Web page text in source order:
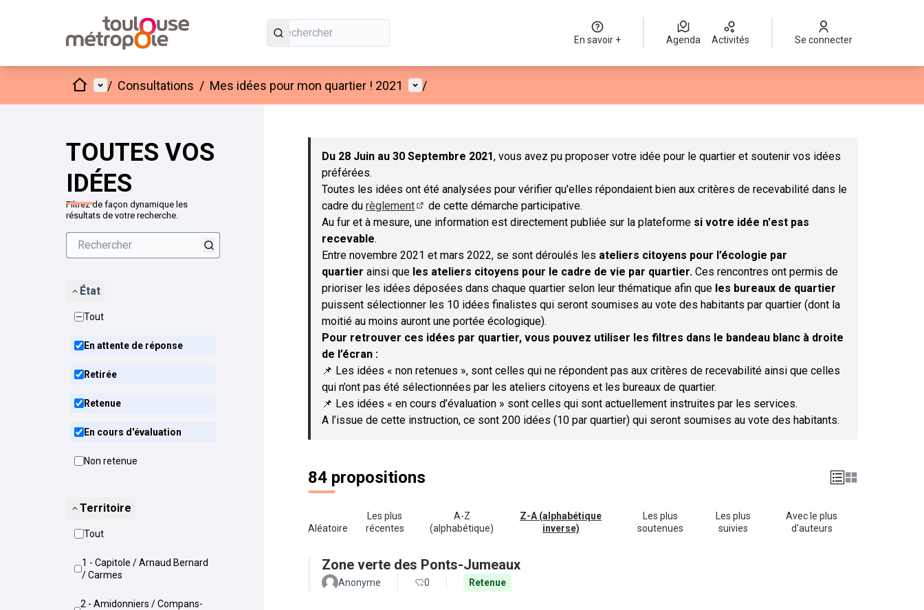
En savoir + Agenda Activités Se connecter
AccueilMenu principal
/ Consultations / Mes idées pour mon quartier ! 2021 Menu utilisateur
/
TOUTES VOS
IDÉES
Filtrez de façon dynamique les
résultats de votre recherche.
État
Tout
En attente de réponse
Retirée
Retenue
En cours d'évaluation
Non retenue
Territoire
Tout
1 - Capitole / Arnaud Bernard
/ Carmes
2 - Amidonniers / Compans-
Passer la carte
Du 28 Juin au 30 Septembre 2021, vous avez pu proposer votre idée pour le quartier et soutenir vos idées
préférées.
Toutes les idées ont été analysées pour vérifier qu'elles répondaient bien aux critères de recevabilité dans le
cadre du règlement
(S'ouvre dans un nouvel onglet)
de cette démarche participative.
Au fur et à mesure, une information est directement publiée sur la plateforme si votre idée n'est pas
recevable.
Entre novembre 2021 et mars 2022, se sont déroulés les ateliers citoyens pour l’écologie par
quartier ainsi que les ateliers citoyens pour le cadre de vie par quartier. Ces rencontres ont permis de
prioriser les idées déposées dans chaque quartier selon leur thématique afin que les bureaux de quartier
puissent sélectionner les 10 idées finalistes qui seront soumises au vote des habitants par quartier (dont la
moitié au moins auront une portée écologique).
Pour retrouver ces idées par quartier, vous pouvez utiliser les filtres dans le bandeau blanc à droite
de l’écran :
📌 Les idées « non retenues », sont celles qui ne répondent pas aux critères de recevabilité ainsi que celles
qui n’ont pas été sélectionnées par les ateliers citoyens et les bureaux de quartier.
📌 Les idées « en cours d’évaluation » sont celles qui sont actuellement instruites par les services.
A l’issue de cette instruction, ce sont 200 idées (10 par quartier) qui seront soumises au vote des habitants.
84 propositions
Aléatoire
Les plus
récentes
A-Z
(alphabétique)
Z-A (alphabétique
inverse)
Les plus
soutenues
Les plus
suivies
Avec le plus
d'auteurs
Zone verte des Ponts-Jumeaux
Anonyme 0 Retenue